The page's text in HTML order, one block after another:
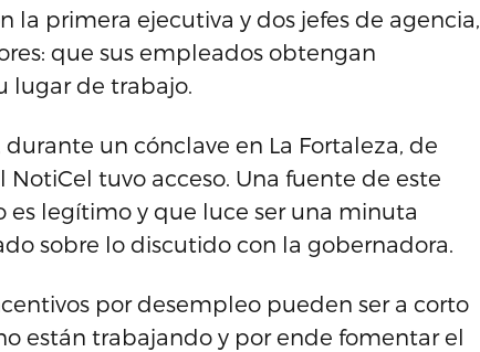
la primera ejecutiva y dos jefes de agencia,
que sus empleados obtengan
lugar de trabajo.
un cónclave en La Fortaleza, de
tuvo acceso. Una fuente de este
legítimo y que luce ser una minuta
sobre lo discutido con la gobernadora.
por desempleo pueden ser a corto
están trabajando y por ende fomentar el